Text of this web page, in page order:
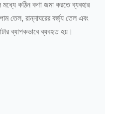
কঠিন কণা জমা করতে ব্যবহার
তেল, রান্নাঘরের বর্জ্য তেল এবং
ব্যাপকভাবে ব্যবহৃত হয়।